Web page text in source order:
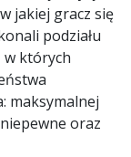
jakiej gracz się
podziału
w których
maksymalnej
oraz